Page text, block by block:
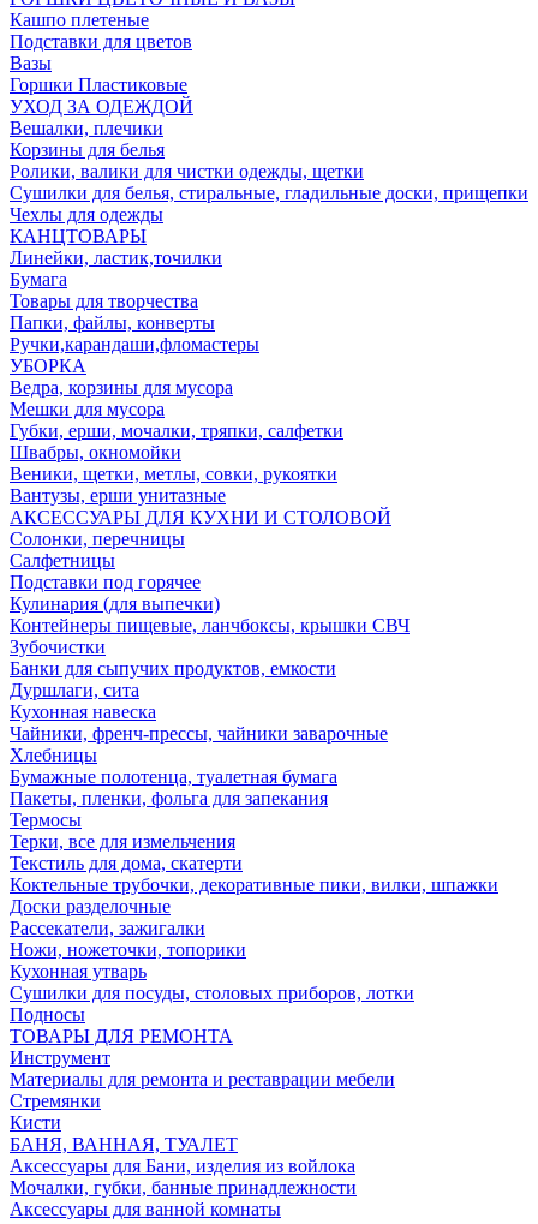
Кашпо плетеные
Подставки для цветов
Вазы
Горшки Пластиковые
УХОД ЗА ОДЕЖДОЙ
Вешалки, плечики
Корзины для белья
Ролики, валики для чистки одежды, щетки
Сушилки для белья, стиральные, гладильные доски, прищепки
Чехлы для одежды
КАНЦТОВАРЫ
Линейки, ластик,точилки
Бумага
Товары для творчества
Папки, файлы, конверты
Ручки,карандаши,фломастеры
УБОРКА
Ведра, корзины для мусора
Мешки для мусора
Губки, ерши, мочалки, тряпки, салфетки
Швабры, окномойки
Веники, щетки, метлы, совки, рукоятки
Вантузы, ерши унитазные
АКСЕССУАРЫ ДЛЯ КУХНИ И СТОЛОВОЙ
Солонки, перечницы
Салфетницы
Подставки под горячее
Кулинария (для выпечки)
Контейнеры пищевые, ланчбоксы, крышки СВЧ
Зубочистки
Банки для сыпучих продуктов, емкости
Дуршлаги, сита
Кухонная навеска
Чайники, френч-прессы, чайники заварочные
Хлебницы
Бумажные полотенца, туалетная бумага
Пакеты, пленки, фольга для запекания
Термосы
Терки, все для измельчения
Текстиль для дома, скатерти
Коктельные трубочки, декоративные пики, вилки, шпажки
Доски разделочные
Рассекатели, зажигалки
Ножи, ножеточки, топорики
Кухонная утварь
Сушилки для посуды, столовых приборов, лотки
Подносы
ТОВАРЫ ДЛЯ РЕМОНТА
Инструмент
Материалы для ремонта и реставрации мебели
Стремянки
Кисти
БАНЯ, ВАННАЯ, ТУАЛЕТ
Аксессуары для Бани, изделия из войлока
Мочалки, губки, банные принадлежности
Аксессуары для ванной комнаты